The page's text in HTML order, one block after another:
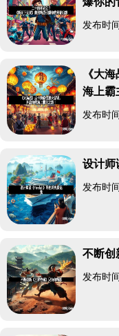
发布时
《大
海上霸
发布时
设计师
发布时
不断创
发布时